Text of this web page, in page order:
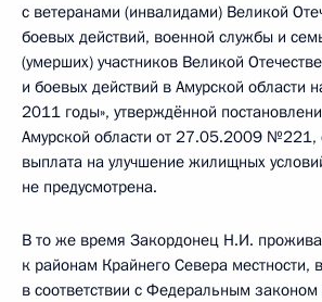
с ветеранами (инвалидами) Великой
боевых действий, военной службы и
(умерших) участников Великой
и боевых действий в Амурской области
2011 годы», утверждённой
Амурской области от 27.05.2009 №221,
выплата на улучшение жилищных
не предусмотрена.
В то же время Закордонец Н.И.
к районам Крайнего Севера местности,
в соответствии с Федеральным